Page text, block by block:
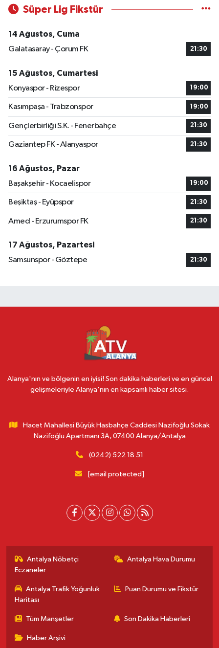
Süper Lig Fikstür
14 Ağustos, Cuma
Galatasaray - Çorum FK
21:30
15 Ağustos, Cumartesi
Konyaspor - Rizespor
19:00
Kasımpaşa - Trabzonspor 19:00
Gençlerbirliği S.K. - Fenerbahçe 21:30
Gaziantep FK - Alanyaspor 21:30
16 Ağustos, Pazar
Başakşehir - Kocaelispor
19:00
Beşiktaş - Eyüpspor 21:30
Amed - Erzurumspor FK 21:30
17 Ağustos, Pazartesi
Samsunspor - Göztepe
21:30
Alanya'nın ve bölgenin en iyisi! Son dakika haberleri ve en güncel
gelişmeleriyle Alanya'nın en kapsamlı haber sitesi.
Hacet Mahallesi Büyük Hasbahçe Caddesi Nazifoğlu Sokak
Nazifoğlu Apartmanı 3A, 07400 Alanya/Antalya
(0242) 522 18 51
[email protected]
Antalya Nöbetçi
Eczaneler
Antalya Hava Durumu
Antalya Trafik Yoğunluk
Haritası
Puan Durumu ve Fikstür
Tüm Manşetler Son Dakika Haberleri
Haber Arşivi